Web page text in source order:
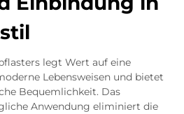
legt Wert auf eine
Lebensweisen und bietet
Bequemlichkeit. Das
Anwendung eliminiert die